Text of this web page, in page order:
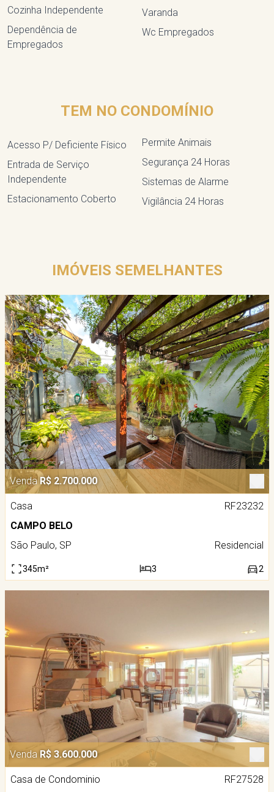
Cozinha Independente
Dependência de
Empregados
Varanda
Wc Empregados
TEM NO CONDOMÍNIO
Acesso P/ Deficiente Físico
Entrada de Serviço
Independente
Estacionamento Coberto
Permite Animais
Segurança 24 Horas
Sistemas de Alarme
Vigilância 24 Horas
IMÓVEIS SEMELHANTES
Venda R$ 2.700.000
Casa
RF23232
CAMPO BELO
São Paulo, SP
Residencial
345m² 3 2
Venda R$ 3.600.000
Casa de Condominio
RF27528